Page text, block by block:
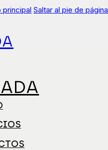
principal Saltar al pie de página